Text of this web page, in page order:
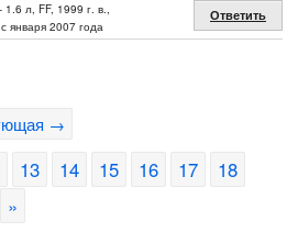
л, FF, 1999 г. в.,
января 2007 года
Ответить
→
13 14 15 16 17
18
»